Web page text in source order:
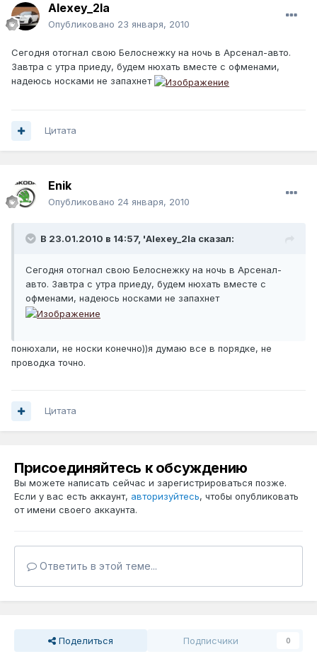
Alexey_2la
Опубликовано 23 января, 2010
Сегодня отогнал свою Белоснежку на ночь в Арсенал-авто.
Завтра с утра приеду, будем нюхать вместе с офменами,
надеюсь носками не запахнет
Цитата
Enik
Опубликовано 24 января, 2010
В 23.01.2010 в 14:57, 'Alexey_2la сказал:
Сегодня отогнал свою Белоснежку на ночь в Арсенал-
авто. Завтра с утра приеду, будем нюхать вместе с
офменами, надеюсь носками не запахнет
понюхали, не носки конечно))я думаю все в порядке, не
проводка точно.
Цитата
Присоединяйтесь к обсуждению
Вы можете написать сейчас и зарегистрироваться позже.
Если у вас есть аккаунт, авторизуйтесь, чтобы опубликовать
от имени своего аккаунта.
Ответить в этой теме...
Поделиться Подписчики 0